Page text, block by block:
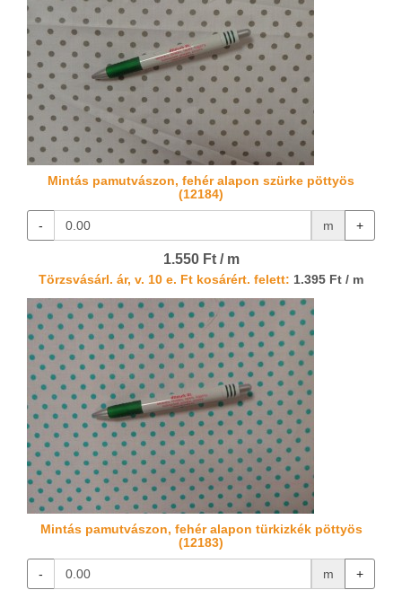
Mintás pamutvászon, fehér alapon szürke pöttyös
(12184)
- m +
1.550 Ft / m
Törzsvásárl. ár, v. 10 e. Ft kosárért. felett: 1.395 Ft / m
Mintás pamutvászon, fehér alapon türkizkék pöttyös
(12183)
- m +